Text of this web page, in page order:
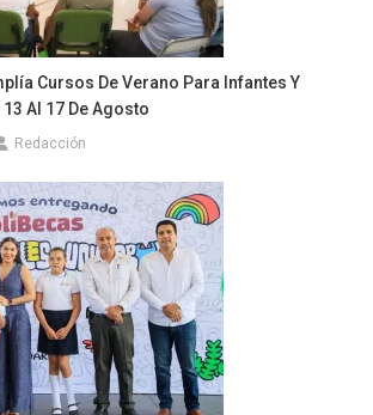
Cursos De Verano Para Infantes Y
Al 17 De Agosto
Redacción